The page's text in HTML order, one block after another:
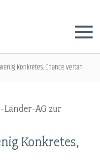
Konkretes, Chance vertan
AG zur
Konkretes,